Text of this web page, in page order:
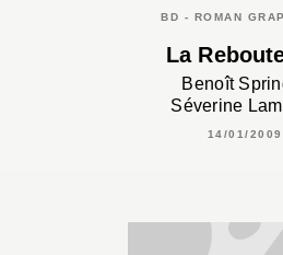
BD - ROMAN
La
Benoît
Séverine
14/01/2009